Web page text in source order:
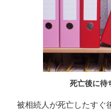
死亡後に待
被相続人が死亡したすぐ